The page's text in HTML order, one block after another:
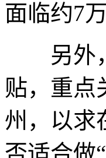
面临约7
另外，
贴，重点
州，以求